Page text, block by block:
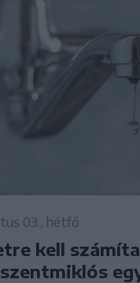
03., hétfő
kell